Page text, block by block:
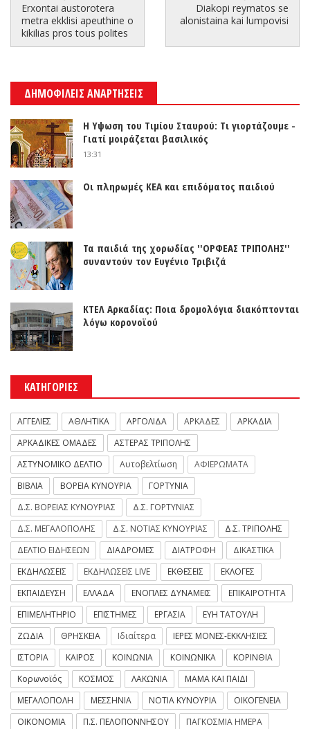
Erxontai austorotera
metra ekklisi apeuthine o
kikilias pros tous polites
Diakopi reymatos se
alonistaina kai lumpovisi
ΔΗΜΟΦΙΛΕΙΣ ΑΝΑΡΤΗΣΕΙΣ
Η Υψωση του Τιμίου Σταυρού: Τι γιορτάζουμε -
Γιατί μοιράζεται βασιλικός
13:31
Οι πληρωμές ΚΕΑ και επιδόματος παιδιού
Τα παιδιά της χορωδίας ''ΟΡΦΕΑΣ ΤΡΙΠΟΛΗΣ''
συναντούν τον Ευγένιο Τριβιζά
ΚΤΕΛ Αρκαδίας: Ποια δρομολόγια διακόπτονται
λόγω κορονοϊού
ΚΑΤΗΓΟΡΙΕΣ
ΑΓΓΕΛΙΕΣ ΑΘΛΗΤΙΚΑ ΑΡΓΟΛΙΔΑ ΑΡΚΑΔΕΣ
ΑΡΚΑΔΙΑ
ΑΡΚΑΔΙΚΕΣ ΟΜΑΔΕΣ
ΑΣΤΕΡΑΣ ΤΡΙΠΟΛΗΣ
ΑΣΤΥΝΟΜΙΚΟ ΔΕΛΤΙΟ
Αυτοβελτίωση
ΑΦΙΕΡΩΜΑΤΑ
ΒΙΒΛΙΑ
ΒΟΡΕΙΑ ΚΥΝΟΥΡΙΑ
ΓΟΡΤΥΝΙΑ
Δ.Σ. ΒΟΡΕΙΑΣ ΚΥΝΟΥΡΙΑΣ
Δ.Σ. ΓΟΡΤΥΝΙΑΣ
Δ.Σ. ΜΕΓΑΛΟΠΟΛΗΣ
Δ.Σ. ΝΟΤΙΑΣ ΚΥΝΟΥΡΙΑΣ
Δ.Σ. ΤΡΙΠΟΛΗΣ
ΔΕΛΤΙΟ ΕΙΔΗΣΕΩΝ
ΔΙΑΔΡΟΜΕΣ ΔΙΑΤΡΟΦΗ
ΔΙΚΑΣΤΙΚΑ
ΕΚΔΗΛΩΣΕΙΣ
ΕΚΔΗΛΩΣΕΙΣ LIVE ΕΚΘΕΣΕΙΣ
ΕΚΛΟΓΕΣ
ΕΚΠΑΙΔΕΥΣΗ
ΕΛΛΑΔΑ ΕΝΟΠΛΕΣ ΔΥΝΑΜΕΙΣ
ΕΠΙΚΑΙΡΟΤΗΤΑ
ΕΠΙΜΕΛΗΤΗΡΙΟ
ΕΠΙΣΤΗΜΕΣ ΕΡΓΑΣΙΑ
ΕΥΗ ΤΑΤΟΥΛΗ
ΖΩΔΙΑ
ΘΡΗΣΚΕΙΑ Ιδιαίτερα
ΙΕΡΕΣ ΜΟΝΕΣ-ΕΚΚΛΗΣΙΕΣ
ΙΣΤΟΡΙΑ
ΚΑΙΡΟΣ ΚΟΙΝΩΝΙΑ ΚΟΙΝΩΝΙΚΑ
ΚΟΡΙΝΘΙΑ
Κορωνοϊός
ΚΟΣΜΟΣ ΛΑΚΩΝΙΑ
ΜΑΜΑ ΚΑΙ ΠΑΙΔΙ
ΜΕΓΑΛΟΠΟΛΗ
ΜΕΣΣΗΝΙΑ ΝΟΤΙΑ ΚΥΝΟΥΡΙΑ
ΟΙΚΟΓΕΝΕΙΑ
ΟΙΚΟΝΟΜΙΑ
Π.Σ. ΠΕΛΟΠΟΝΝΗΣΟΥ
ΠΑΓΚΟΣΜΙΑ ΗΜΕΡΑ